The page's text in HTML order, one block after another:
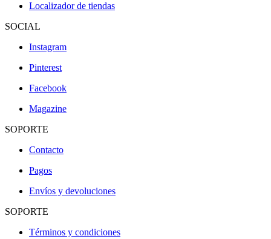
Localizador de tiendas
SOCIAL
Instagram
Pinterest
Facebook
Magazine
SOPORTE
Contacto
Pagos
Envíos y devoluciones
SOPORTE
Términos y condiciones